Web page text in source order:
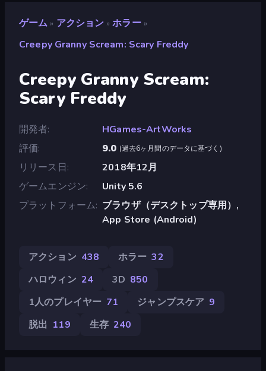
ゲーム » アクション » ホラー »
Creepy Granny Scream: Scary Freddy
Creepy Granny Scream:
Scary Freddy
開発者
HGames-ArtWorks
評価
9.0 (過去6ヶ月間のデータに基づく )
リリース日
2018年12月
ゲームエンジン
Unity 5.6
プラットフォーム ブラウザ（デスクトップ専用）,
App Store (Android)
アクション 438 ホラー 32
ハロウィン 24 3D 850
1人のプレイヤー 71 ジャンプスケア 9
脱出 119 生存 240